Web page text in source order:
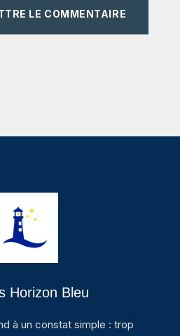
LE COMMENTAIRE
Horizon Bleu
à un constat simple : trop